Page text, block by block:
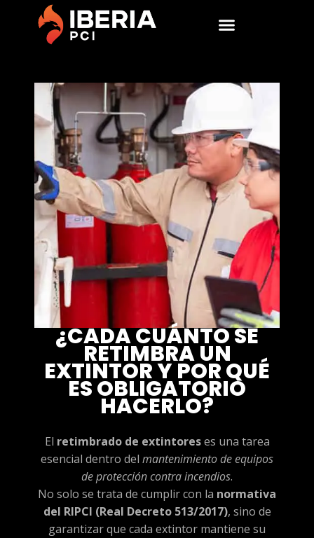
¿CADA CUÁNTO SE
RETIMBRA UN
EXTINTOR Y POR QUÉ
ES OBLIGATORIO
HACERLO?
El retimbrado de extintoreses una tarea
esencial dentro del mantenimiento de equipos
de protección contra incendios.
No solo se trata de cumplir con la normativa
del RIPCI (Real Decreto 513/2017), sino de
garantizar que cada extintor mantiene su